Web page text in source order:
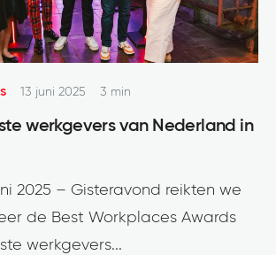
13 juni 2025 3 min
werkgevers van Nederland in
2025 – Gisteravond reikten we
de Best Workplaces Awards
werkgevers...